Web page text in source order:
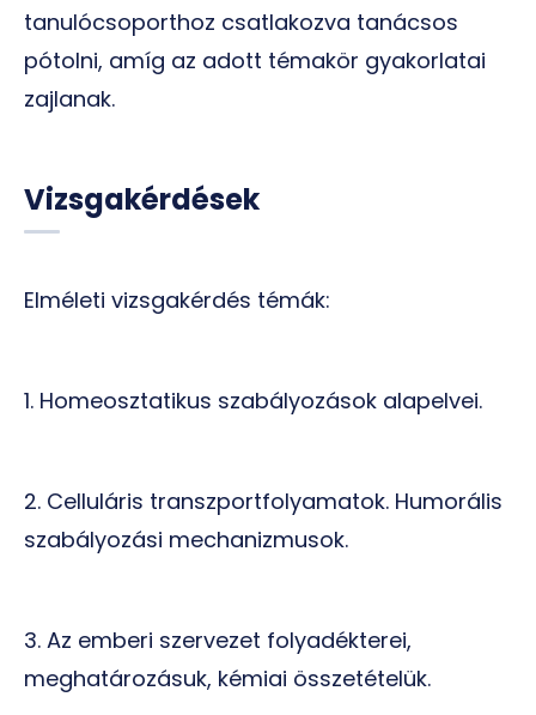
tanulócsoporthoz csatlakozva tanácsos
pótolni, amíg az adott témakör gyakorlatai
zajlanak.
Vizsgakérdések
Elméleti vizsgakérdés témák:
1. Homeosztatikus szabályozások alapelvei.
2. Celluláris transzportfolyamatok. Humorális
szabályozási mechanizmusok.
3. Az emberi szervezet folyadékterei,
meghatározásuk, kémiai összetételük.